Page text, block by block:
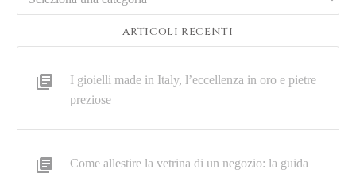
ARTICOLI RECENTI
I gioielli made in Italy, l’eccellenza in oro e pietre
preziose
Come allestire la vetrina di un negozio: la guida